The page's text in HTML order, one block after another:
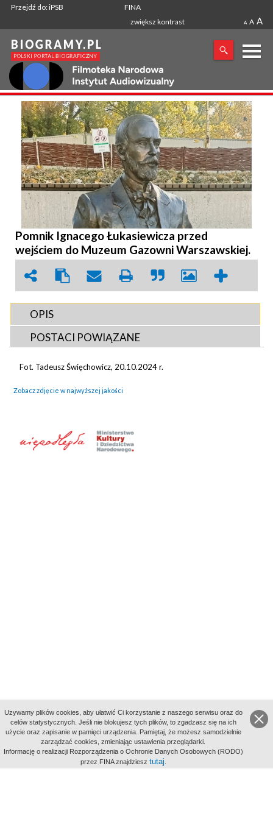
Przejdź do: iPSB
FINA
zwiększ kontrast
A A A
X
SZUKANA FRAZA
Pomnik Ignacego Łukasiewicza przed
wejściem do Muzeum Gazowni Warszawskiej.
OPIS
POSTACI POWIĄZANE
Fot. Tadeusz Święchowicz, 20.10.2024 r.
Zobacz zdjęcie w najwyższej jakości
aktywności
Uzywamy plików cookies, aby ułatwić Ci korzystanie z naszego serwisu oraz do
celów statystycznych. Jeśli nie blokujesz tych plików, to zgadzasz się na ich
użycie oraz zapisanie w pamięci urządzenia. Pamiętaj, że możesz samodzielnie
zarządzać cookies, zmieniając ustawienia przeglądarki.
Informację o realizacji Rozporządzenia o Ochronie Danych Osobowych (RODO)
przez FINA znajdziesz tutaj